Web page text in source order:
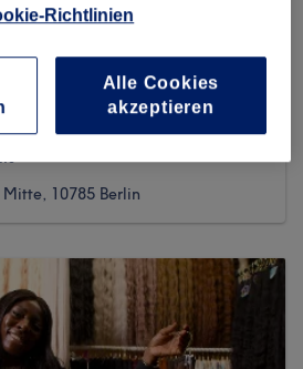
10785 Berlin
Richtlinien
Alle Cookies
akzeptieren